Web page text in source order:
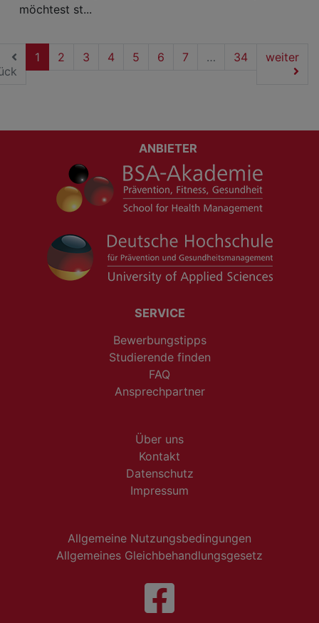
möchtest st...
1 (current)
2 3 4 5 6 7 … 34 weiter
ANBIETER
SERVICE
Bewerbungstipps
Studierende finden
FAQ
Ansprechpartner
Über uns
Kontakt
Datenschutz
Impressum
Allgemeine Nutzungsbedingungen
Allgemeines Gleichbehandlungsgesetz